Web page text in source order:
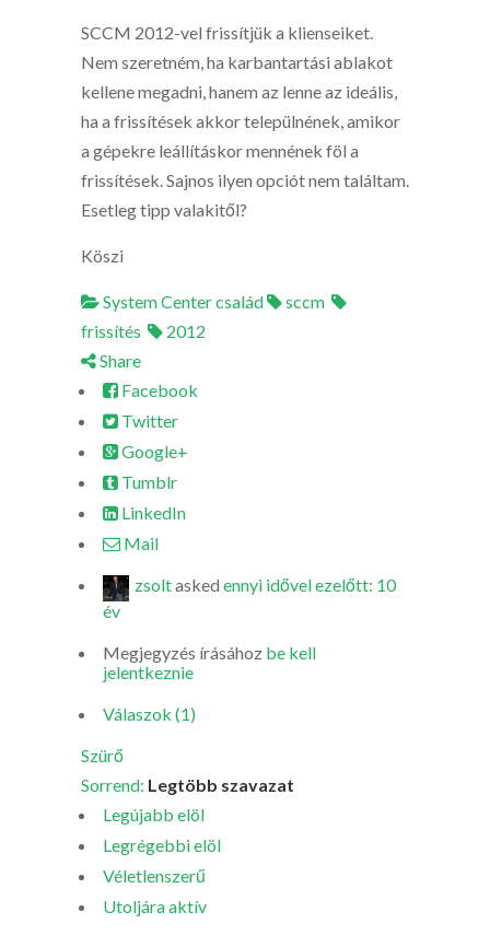
SCCM 2012-vel frissítjük a klienseiket.
Nem szeretném, ha karbantartási ablakot
kellene megadni, hanem az lenne az ideális,
ha a frissítések akkor települnének, amikor
a gépekre leállításkor mennének föl a
frissítések. Sajnos ilyen opciót nem találtam.
Esetleg tipp valakitől?
Köszi
System Center család
sccm
frissítés
2012
Share
Facebook
Twitter
Google+
Tumblr
LinkedIn
Mail
zsoltasked ennyi idővel ezelőtt: 10
év
Megjegyzés írásához be kell
jelentkeznie
Válaszok (1)
Szürő
Sorrend: Legtöbb szavazat
Legújabb elöl
Legrégebbi elöl
Véletlenszerű
Utoljára aktív